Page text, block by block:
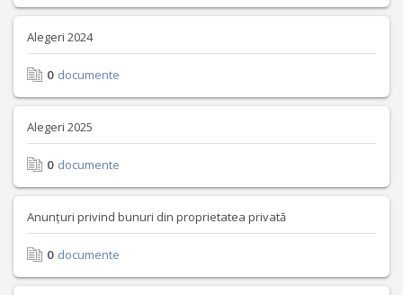
Alegeri 2024
0 documente
Alegeri 2025
0 documente
Anunțuri privind bunuri din proprietatea privată
0 documente